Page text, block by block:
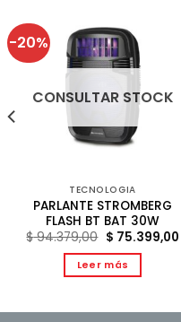
-20%
CONSULTAR STOCK
TECNOLOGIA
PARLANTE STROMBERG
FLASH BT BAT 30W
$94.379,00 El
original
era:
$ 75.399,00El
Leer más